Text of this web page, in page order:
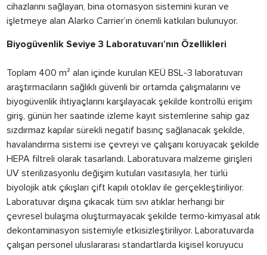
cihazlarını sağlayan, bina otomasyon sistemini kuran ve
işletmeye alan Alarko Carrier’ın önemli katkıları bulunuyor.
Biyogüvenlik Seviye 3 Laboratuvarı’nın Özellikleri
Toplam 400 m² alan içinde kurulan KEÜ BSL-3 laboratuvarı
araştırmacıların sağlıklı güvenli bir ortamda çalışmalarını ve
biyogüvenlik ihtiyaçlarını karşılayacak şekilde kontrollü erişim
giriş, günün her saatinde izleme kayıt sistemlerine sahip gaz
sızdırmaz kapılar sürekli negatif basınç sağlanacak şekilde,
havalandırma sistemi ise çevreyi ve çalışanı koruyacak şekilde
HEPA filtreli olarak tasarlandı. Laboratuvara malzeme girişleri
UV sterilizasyonlu değişim kutuları vasıtasıyla, her türlü
biyolojik atık çıkışları çift kapılı otoklav ile gerçekleştiriliyor.
Laboratuvar dışına çıkacak tüm sıvı atıklar herhangi bir
çevresel bulaşma oluşturmayacak şekilde termo-kimyasal atık
dekontaminasyon sistemiyle etkisizleştiriliyor. Laboratuvarda
çalışan personel uluslararası standartlarda kişisel koruyucu